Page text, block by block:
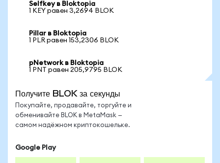
Selfkey в Bloktopia
1 KEY равен 3,2694 BLOK
Pillar в Bloktopia
1 PLR равен 153,2306 BLOK
pNetwork в Bloktopia
1 PNT равен 205,9795 BLOK
Получите BLOK за секунды
Покупайте, продавайте, торгуйте и
обменивайте BLOK в MetaMask —
самом надёжном криптокошельке.
Google Play